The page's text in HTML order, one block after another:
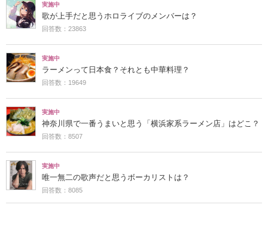
実施中
歌が上手だと思うホロライブのメンバーは？
回答数：23863
実施中
ラーメンって日本食？それとも中華料理？
回答数：19649
実施中
神奈川県で一番うまいと思う「横浜家系ラーメン店」はどこ？
回答数：8507
実施中
唯一無二の歌声だと思うボーカリストは？
回答数：8085